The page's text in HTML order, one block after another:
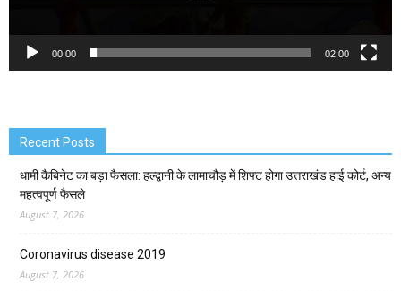
00:00 02:00
Recent Posts
धामी कैबिनेट का बड़ा फैसला: हल्द्वानी के लामाचौड़ में शिफ्ट होगा उत्तराखंड हाई कोर्ट, अन्य
महत्वपूर्ण फैसले
August 7, 2026
Coronavirus disease 2019
August 7, 2026